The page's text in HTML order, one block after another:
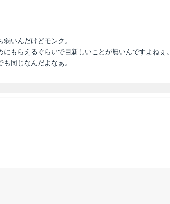
いんだけどモンク。
もらえるぐらいで目新しいことが無いんですよねぇ。
同じなんだよなぁ。